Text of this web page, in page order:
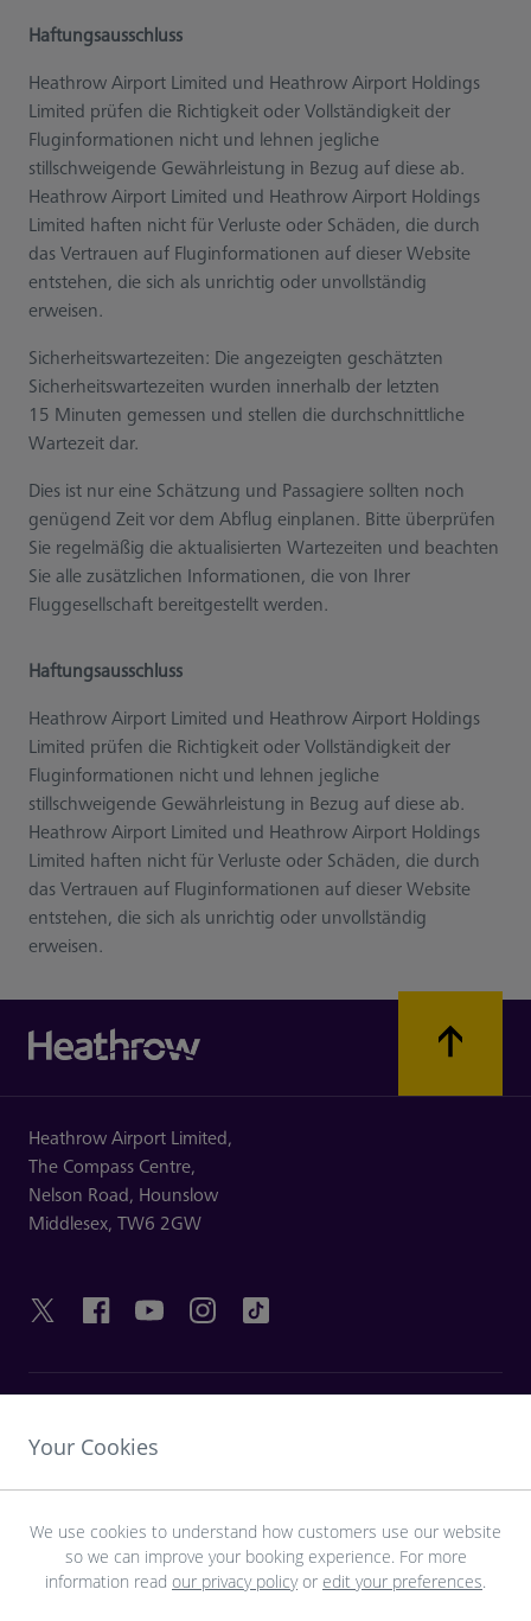
Haftungsausschluss
Heathrow Airport Limited und Heathrow Airport Holdings
Limited prüfen die Richtigkeit oder Vollständigkeit der
Fluginformationen nicht und lehnen jegliche
stillschweigende Gewährleistung in Bezug auf diese ab.
Heathrow Airport Limited und Heathrow Airport Holdings
Limited haften nicht für Verluste oder Schäden, die durch
das Vertrauen auf Fluginformationen auf dieser Website
entstehen, die sich als unrichtig oder unvollständig
erweisen.
Sicherheitswartezeiten: Die angezeigten geschätzten
Sicherheitswartezeiten wurden innerhalb der letzten
15 Minuten gemessen und stellen die durchschnittliche
Wartezeit dar.
Dies ist nur eine Schätzung und Passagiere sollten noch
genügend Zeit vor dem Abflug einplanen. Bitte überprüfen
Sie regelmäßig die aktualisierten Wartezeiten und beachten
Sie alle zusätzlichen Informationen, die von Ihrer
Fluggesellschaft bereitgestellt werden.
Haftungsausschluss
Heathrow Airport Limited und Heathrow Airport Holdings
Limited prüfen die Richtigkeit oder Vollständigkeit der
Fluginformationen nicht und lehnen jegliche
stillschweigende Gewährleistung in Bezug auf diese ab.
Heathrow Airport Limited und Heathrow Airport Holdings
Limited haften nicht für Verluste oder Schäden, die durch
das Vertrauen auf Fluginformationen auf dieser Website
entstehen, die sich als unrichtig oder unvollständig
erweisen.
Heathrow Airport Limited,
The Compass Centre,
Nelson Road, Hounslow
Middlesex, TW6 2GW
Laden Sie die LHR-App herunter
Your Cookies
We use cookies to understand how customers use our website
so we can improve your booking experience. For more
information read our privacy policyor edit your preferences.